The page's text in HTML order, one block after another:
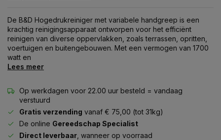
De B&D Hogedrukreiniger met variabele handgreep is een
krachtig reinigingsapparaat ontworpen voor het efficiënt
reinigen van diverse oppervlakken, zoals terrassen, opritten,
voertuigen en buitengebouwen. Met een vermogen van 1700
watt en
Lees meer
Op werkdagen voor 22.00 uur besteld = vandaag
verstuurd
Gratis verzending vanaf € 75,00 (tot 31kg)
De online Gereedschap Specialist
Direct leverbaar , wanneer op voorraad